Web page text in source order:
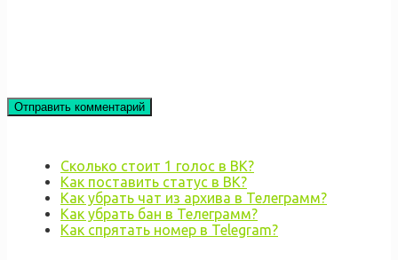
Сколько стоит 1 голос в ВК?
Как поставить статус в ВК?
Как убрать чат из архива в Телеграмм?
Как убрать бан в Телеграмм?
Как спрятать номер в Telegram?